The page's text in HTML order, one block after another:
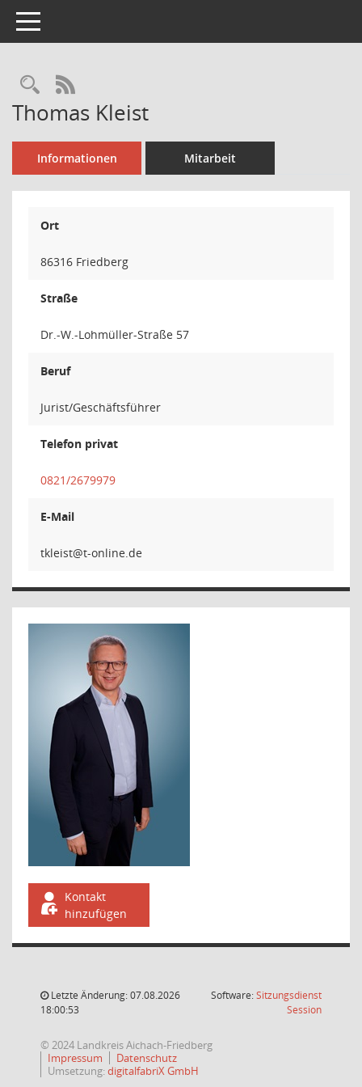
Toggle navigation
Rechercheauswahl
RSS-Feed
Thomas Kleist
Informationen Mitarbeit
Ort
86316 Friedberg
Straße
Dr.-W.-Lohmüller-Straße 57
Beruf
Jurist/Geschäftsführer
Telefon privat
0821/2679979
E-Mail
tsi
Kontakt
hinzufügen
Letzte Änderung: 07.08.2026
18:00:53
Software:Sitzungsdienst
Session(Wird in
© 2024 Landkreis Aichach-Friedberg
Impressum
Datenschutz
Umsetzung:digitalfabriX GmbH